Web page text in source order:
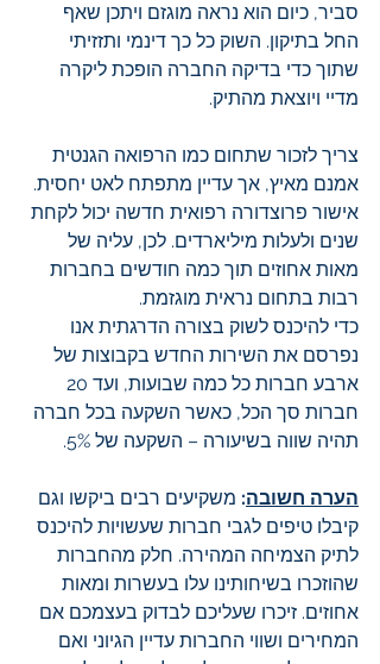
סביר, כיום הוא נראה מוגזם ויתכן שאף
החל בתיקון. השוק כל כך דינמי ותזזיתי
שתוך כדי בדיקה החברה הופכת ליקרה
מדיי ויוצאת מהתיק.
צריך לזכור שתחום כמו הרפואה הגנטית
אמנם מאיץ, אך עדיין מתפתח לאט יחסית.
אישור פרוצדורה רפואית חדשה יכול לקחת
שנים ולעלות מיליארדים. לכן, עליה של
מאות אחוזים תוך כמה חודשים בחברות
רבות בתחום נראית מוגזמת.
כדי להיכנס לשוק בצורה הדרגתית אנו
נפרסם את השירות החדש בקבוצות של
חברות סך הכל, כאשר השקעה בכל חברה
תהיה שווה בשיעורה – השקעה של 5%.
הערה חשובה: משקיעים רבים ביקשו וגם
קיבלו טיפים לגבי חברות שעשויות להיכנס
לתיק הצמיחה המהירה. חלק מהחברות
שהוזכרו בשיחותינו עלו בעשרות ומאות
אחוזים. זיכרו שעליכם לבדוק בעצמכם אם
המחירים ושווי החברות עדיין הגיוני ואם